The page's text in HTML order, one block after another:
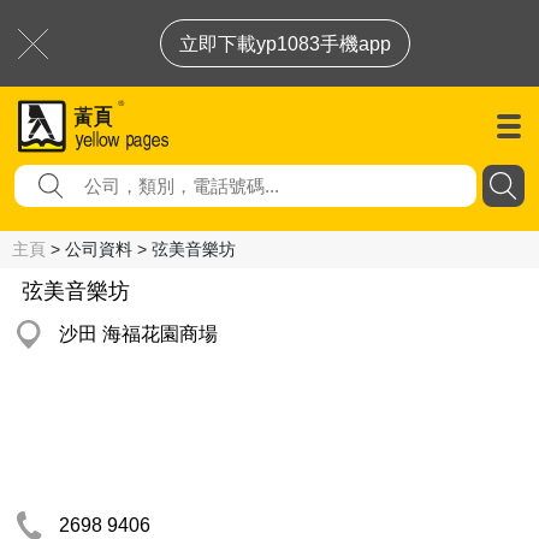
立即下載yp1083手機app
主頁 > 公司資料 > 弦美音樂坊
弦美音樂坊
沙田 海福花園商場
2698 9406